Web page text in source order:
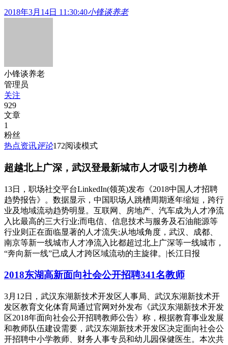
2018年3月14日 11:30:40小锋谈养老
小锋谈养老
管理员
关注
929
文章
1
粉丝
热点资讯评论172阅读模式
超越北上广深，武汉登最新城市人才吸引力榜单
13日，职场社交平台LinkedIn(领英)发布《2018中国人才招聘
趋势报告》。数据显示，中国职场人跳槽周期逐年缩短，跨行
业及地域流动趋势明显。互联网、房地产、汽车成为人才净流
入比最高的三大行业;而电信、信息技术与服务及石油能源等
行业则正在面临显著的人才流失;从地域角度，武汉、成都、
南京等新一线城市人才净流入比都超过北上广深等一线城市，
“奔向新一线”已成人才跨区域流动的主旋律。|长江日报
2018东湖高新面向社会公开招聘341名教师
3月12日，武汉东湖新技术开发区人事局、武汉东湖新技术开
发区教育文化体育局通过官网对外发布《武汉东湖新技术开发
区2018年面向社会公开招聘教师公告》称，根据教育事业发展
和教师队伍建设需要，武汉东湖新技术开发区决定面向社会公
开招聘中小学教师、财务人事专员和幼儿园保健医生。本次共